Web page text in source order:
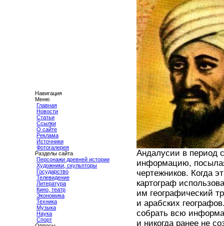
Навигация
Меню
Главная
Новости
Статьи
Ссылки
О сайте
Реклама
Источники
Фотогалерея
Разделы сайта
Персонажи древней истории
Художники, скульпторы
Государство
Телевидение
Литература
Кино, театр
Экономика
Техника
Музыка
Наука
Спорт
Андалусии в период
информацию,
чертежников. Когда
картограф
им географический
и арабских
собрать всю
и никогда ранее не